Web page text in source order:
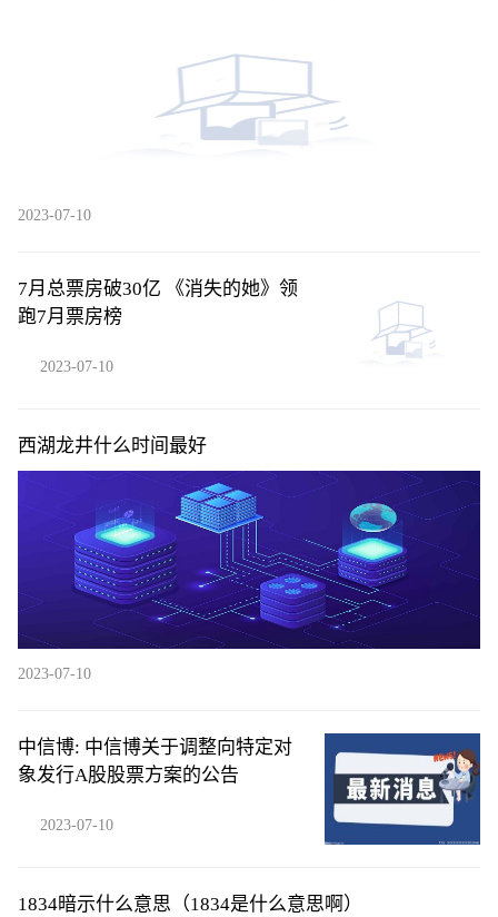
2023-07-10
7月总票房破30亿 《消失的她》领
跑7月票房榜
2023-07-10
西湖龙井什么时间最好
2023-07-10
中信博: 中信博关于调整向特定对
象发行A股股票方案的公告
2023-07-10
1834暗示什么意思（1834是什么意思啊）